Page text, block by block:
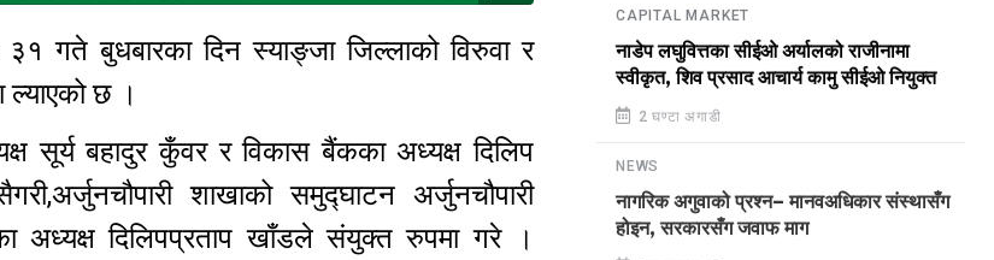
गते बुधबारका दिन स्याङ्जा जिल्लाको विरुवा र
ल्याएको छ ।
सूर्य बहादुर कुँवर र विकास बैंकका अध्यक्ष दिलिप
शाखाको समुद्घाटन अर्जुनचौपारी
अध्यक्ष दिलिपप्रताप खाँडले संयुक्त रुपमा गरे ।
CAPITAL MARKET
नाडेप लघुवित्तका सीईओ अर्यालको राजीनामा
स्वीकृत, शिव प्रसाद आचार्य कामु सीईओ नियुक्त
2 घण्टा अगाडी
NEWS
नागरिक अगुवाको प्रश्न– मानवअधिकार संस्थासँग
होइन, सरकारसँग जवाफ माग